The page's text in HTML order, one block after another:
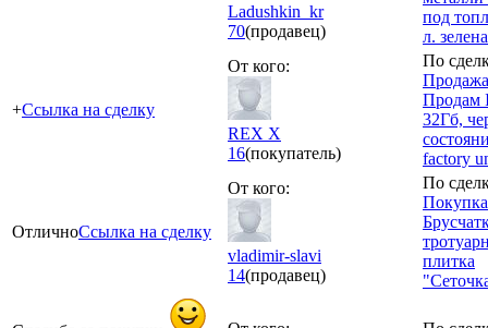
Ladushkin_kr
70(продавец)
под
л.
+Ссылка на сделку
От кого:
REX X
16(покупатель)
По
Продам
32Гб,
factory
ОтличноСсылка на сделку
От кого:
vladimir-slavi
14(продавец)
По
плитка